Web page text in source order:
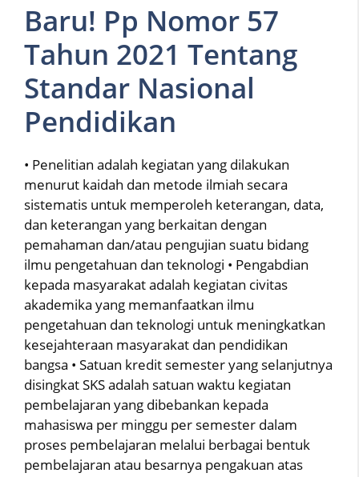
Baru! Pp Nomor 57
Tahun 2021 Tentang
Standar Nasional
Pendidikan
• Penelitian adalah kegiatan yang dilakukan
menurut kaidah dan metode ilmiah secara
sistematis untuk memperoleh keterangan, data,
dan keterangan yang berkaitan dengan
pemahaman dan/atau pengujian suatu bidang
ilmu pengetahuan dan teknologi • Pengabdian
kepada masyarakat adalah kegiatan civitas
akademika yang memanfaatkan ilmu
pengetahuan dan teknologi untuk meningkatkan
kesejahteraan masyarakat dan pendidikan
bangsa • Satuan kredit semester yang selanjutnya
disingkat SKS adalah satuan waktu kegiatan
pembelajaran yang dibebankan kepada
mahasiswa per minggu per semester dalam
proses pembelajaran melalui berbagai bentuk
pembelajaran atau besarnya pengakuan atas